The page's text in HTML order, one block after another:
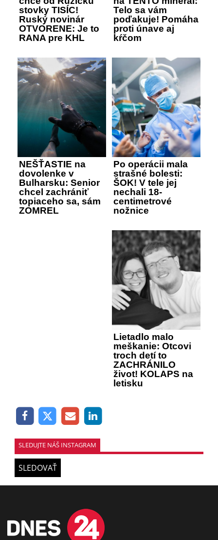
stovky TISÍC!
Ruský novinár
OTVORENE: Je to
RANA pre KHL
Telo sa vám
poďakuje! Pomáha
proti únave aj
kŕčom
NEŠŤASTIE na
dovolenke v
Bulharsku: Senior
chcel zachrániť
topiaceho sa, sám
ZOMREL
Po operácii mala
strašné bolesti:
ŠOK! V tele jej
nechali 18-
centimetrové
nožnice
Lietadlo malo
meškanie: Otcovi
troch detí to
ZACHRÁNILO
život! KOLAPS na
letisku
SLEDUJTE NÁŠ INSTAGRAM
SLEDOVAŤ